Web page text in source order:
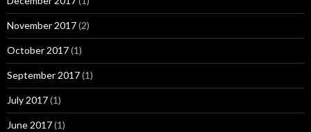
November 2017(2)
October 2017(1)
September 2017(1)
July 2017(1)
June 2017(1)